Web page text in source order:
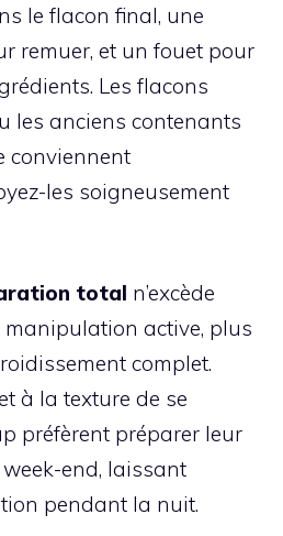
le flacon final, une
remuer, et un fouet pour
Les flacons
les anciens contenants
conviennent
les soigneusement
total n’excède
active, plus
complet.
à la texture de se
préfèrent préparer leur
end, laissant
pendant la nuit.